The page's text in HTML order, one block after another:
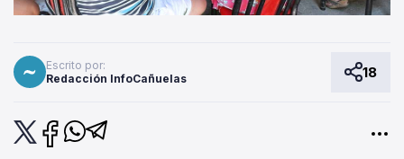
Escrito por:
Redacción InfoCañuelas
18